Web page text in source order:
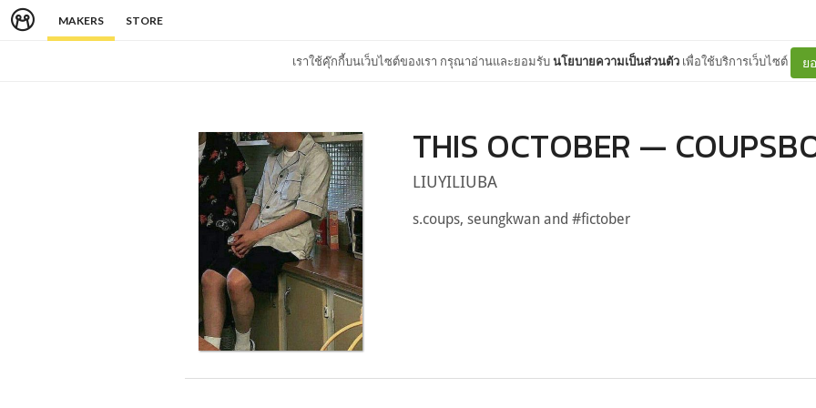
MAKERS STORE
เราใช้คุ๊กกี้บนเว็บไซต์ของเรา กรุณาอ่านและยอมรับนโยบายความเป็นส่วนตัว เพื่อใช้บริการเว็บไซต์ ย
THIS OCTOBER —
LIUYILIUBA
s.coups, seungkwan and #fictober